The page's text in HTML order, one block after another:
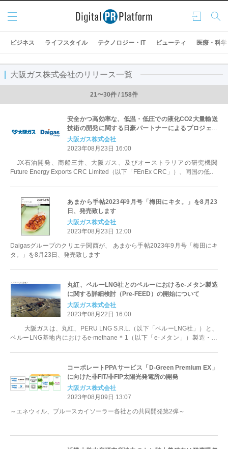
ログ
イン
検索
メニ
ュー
ビジネス ライフスタイル テクノロジー・IT ビューティ 医療・科学
大阪ガス株式会社のリリース一覧
21〜30件 / 158件
安全かつ高効率な、低温・低圧での液化CO2大量輸送
技術の開発に関する日豪パートナーによるプロジェク
ト契約の締結について
大阪ガス株式会社
2023年08月23日 16:00
JX石油開発、商船三井、大阪ガス、及びオーストラリアの研究機関
Future Energy Exports CRC Limited（以下「FEnEx CRC」）、同国の低...
あまから手帖2023年9月号「梅田にキタ。」を8月23
日、発売致します
大阪ガス株式会社
2023年08月23日 12:00
Daigasグループのクリエテ関西が、 あまから手帖2023年9月号「梅田にキ
タ。」を8月23日、発売致します
丸紅、ペルーLNG社とのペルーにおけるe-メタン製造
に関する詳細検討（Pre-FEED）の開始について
大阪ガス株式会社
2023年08月22日 16:00
大阪ガスは、丸紅、PERU LNG S.R.L.（以下「ペルーLNG社」）と、
ペルーLNG基地内におけるe-methane＊1（以下「e-メタン」）製造・液
コーポレートPPAサービス「D-Green Premium EX」
に向けた非FIT/非FIP太陽光発電所の開発
大阪ガス株式会社
2023年08月09日 13:07
～エネウィル、ブルースカイソーラー各社との共同開発第2弾～